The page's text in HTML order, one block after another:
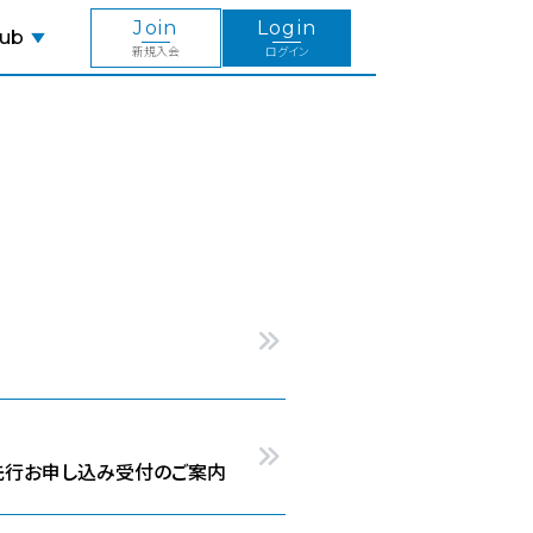
Join
新規入会
Login
ログイン
お申し込み受付のご案内